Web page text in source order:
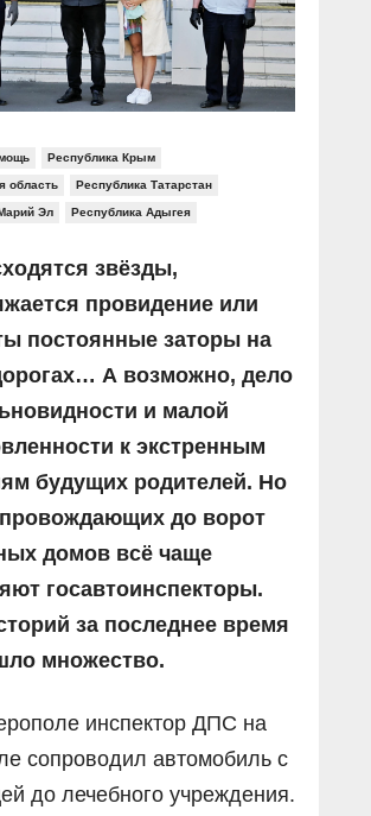
ролики
фильмы
репортаж
и меч»
России»
Республика Крым
область Республика Татарстан
Эл Республика Адыгея
звёзды,
провидение или
постоянные заторы на
А возможно, дело
и малой
к экстренным
будущих родителей. Но
до ворот
домов всё чаще
госавтоинспекторы.
за последнее время
множество.
инспектор ДПС на
сопроводил автомобиль с
до лечебного учреждения.